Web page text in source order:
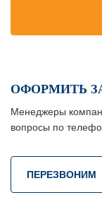
ОФОРМИТЬ
Менеджеры
вопросы по
ПЕРЕЗВОНИМ